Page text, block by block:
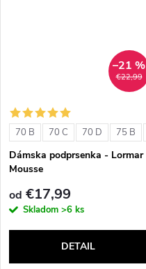
€22,99
–21 %
70 B 70 C 70 D 75 B
Dámska podprsenka - Lormar
Mousse
od €17,99
Skladom >6 ks
DETAIL